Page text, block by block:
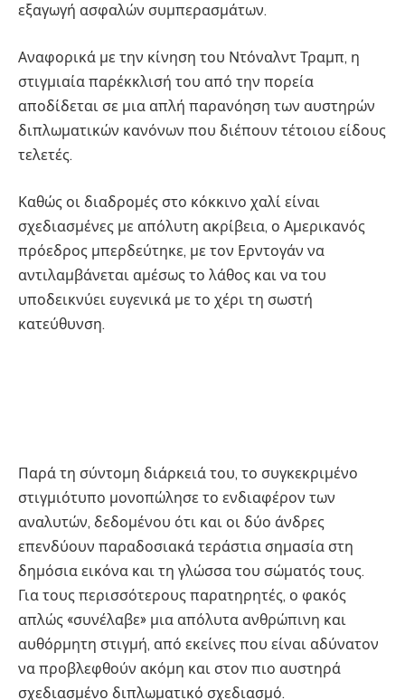
εξαγωγή ασφαλών συμπερασμάτων.
Αναφορικά με την κίνηση του Ντόναλντ Τραμπ, η
στιγμιαία παρέκκλισή του από την πορεία
αποδίδεται σε μια απλή παρανόηση των αυστηρών
διπλωματικών κανόνων που διέπουν τέτοιου είδους
τελετές.
Καθώς οι διαδρομές στο κόκκινο χαλί είναι
σχεδιασμένες με απόλυτη ακρίβεια, ο Αμερικανός
πρόεδρος μπερδεύτηκε, με τον Ερντογάν να
αντιλαμβάνεται αμέσως το λάθος και να του
υποδεικνύει ευγενικά με το χέρι τη σωστή
κατεύθυνση.
Παρά τη σύντομη διάρκειά του, το συγκεκριμένο
στιγμιότυπο μονοπώλησε το ενδιαφέρον των
αναλυτών, δεδομένου ότι και οι δύο άνδρες
επενδύουν παραδοσιακά τεράστια σημασία στη
δημόσια εικόνα και τη γλώσσα του σώματός τους.
Για τους περισσότερους παρατηρητές, ο φακός
απλώς «συνέλαβε» μια απόλυτα ανθρώπινη και
αυθόρμητη στιγμή, από εκείνες που είναι αδύνατον
να προβλεφθούν ακόμη και στον πιο αυστηρά
σχεδιασμένο διπλωματικό σχεδιασμό.